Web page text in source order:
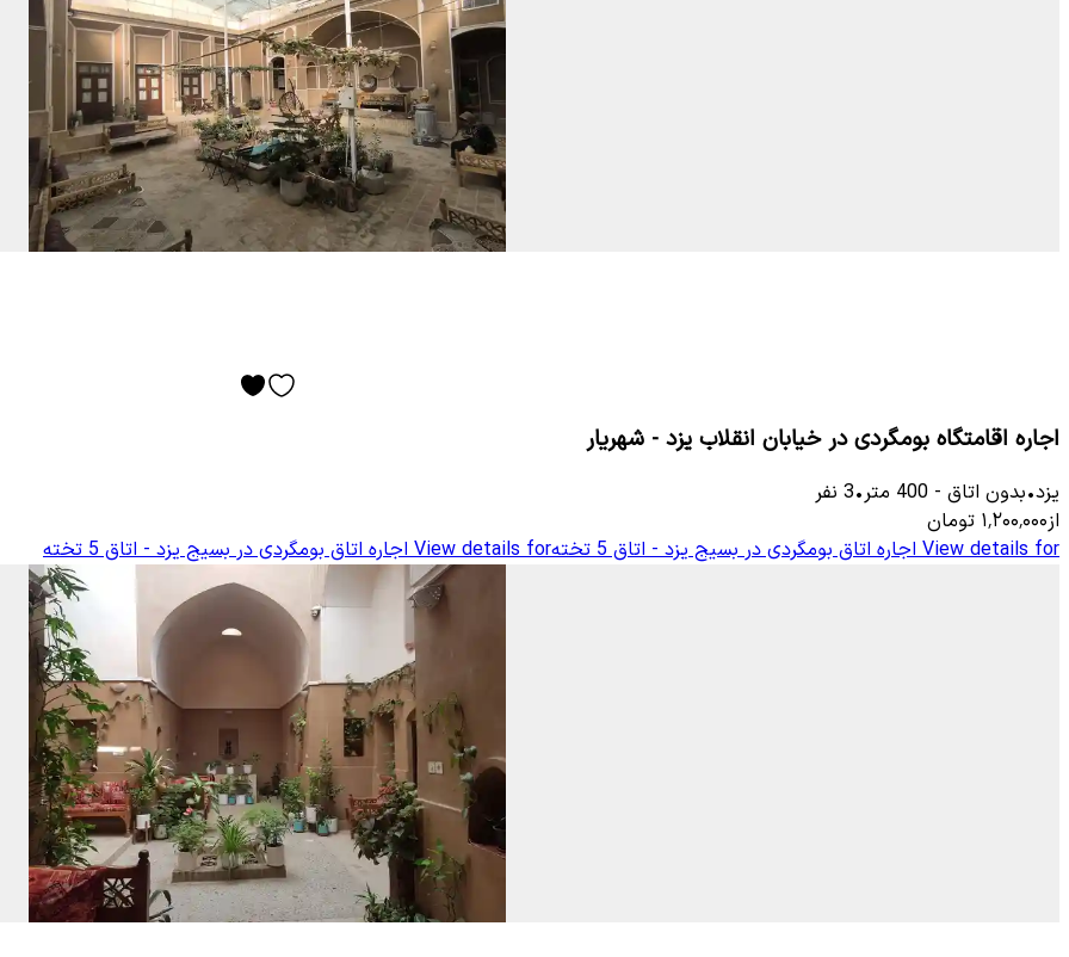
اجاره اقامتگاه بومگردی در خیابان انقلاب یزد - شهریار
یزد•بدون اتاق -
400 متر•
3 نفر
از۱٬۲۰۰٬۰۰۰ تومان
View details for اجاره اتاق بومگردی در بسیج یزد - اتاق 5 تخته View details for اجاره اتاق بومگردی در بسیج یزد - اتاق 5 تخته